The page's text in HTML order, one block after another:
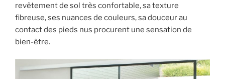
revêtement de sol très confortable, sa texture
fibreuse, ses nuances de couleurs, sa douceur au
contact des pieds nus procurent une sensation de
bien-être.